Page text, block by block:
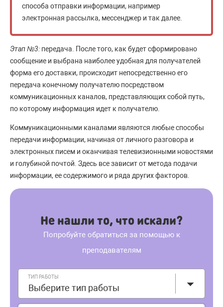
способа отправки информации, например
электронная рассылка, мессенджер и так далее.
Этап №3: передача. После того, как будет сформировано
сообщение и выбрана наиболее удобная для получателей
форма его доставки, происходит непосредственно его
передача конечному получателю посредством
коммуникационных каналов, представляющих собой путь,
по которому информация идет к получателю.
Коммуникационными каналами являются любые способы
передачи информации, начиная от личного разговора и
электронных писем и оканчивая телевизионными новостями
и голубиной почтой. Здесь все зависит от метода подачи
информации, ее содержимого и ряда других факторов.
Не нашли то, что искали?
Попробуйте обратиться за помощью к
преподавателям
ТИП РАБОТЫ
Выберите тип работы